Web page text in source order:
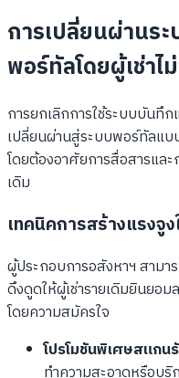
การเปลี่ยนผ่านร
พอร์ทัลโดยผู้เช่าไ
การยกเลิกการใช้ระบบบันทึ
เปลี่ยนผ่านสู่ระบบพอร์ทัลแบ
โดยต้องอาศัยการสื่อสารและ
เดิม
เทคนิคการสร้างแรงจู
ผู้ประกอบการอสังหาฯ สามา
ดึงดูดให้ผู้เช่ารายเดิมยินยอ
โดยความสมัครใจ
โปรโมชันพิเศษสแกน
ทำความสะอาดหรือบริ